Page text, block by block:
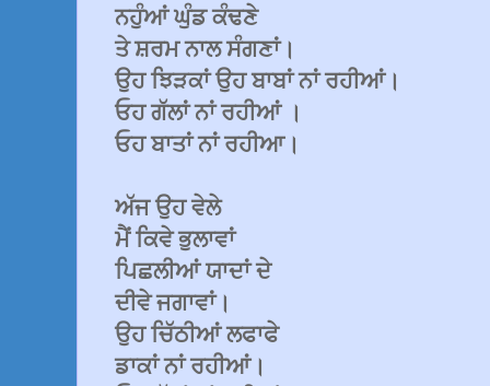
ਨਹੁੰਆਂ ਘੁੰਡ ਕੰਢਣੇ
ਤੇ ਸ਼ਰਮ ਨਾਲ ਸੰਗਣਾਂ।
ਉਹ ਝਿੜਕਾਂ ਉਹ ਬਾਬਾਂ ਨਾਂ ਰਹੀਆਂ।
ਓਹ ਗੱਲਾਂ ਨਾਂ ਰਹੀਆਂ ।
ਓਹ ਬਾਤਾਂ ਨਾਂ ਰਹੀਆ।
ਅੱਜ ਉਹ ਵੇਲੇ
ਮੈਂ ਕਿਵੇ ਭੁਲਾਵਾਂ
ਪਿਛਲੀਆਂ ਯਾਦਾਂ ਦੇ
ਦੀਵੇ ਜਗਾਵਾਂ।
ਉਹ ਚਿੱਠੀਆਂ ਲਫਾਫੇ
ਡਾਕਾਂ ਨਾਂ ਰਹੀਆਂ।